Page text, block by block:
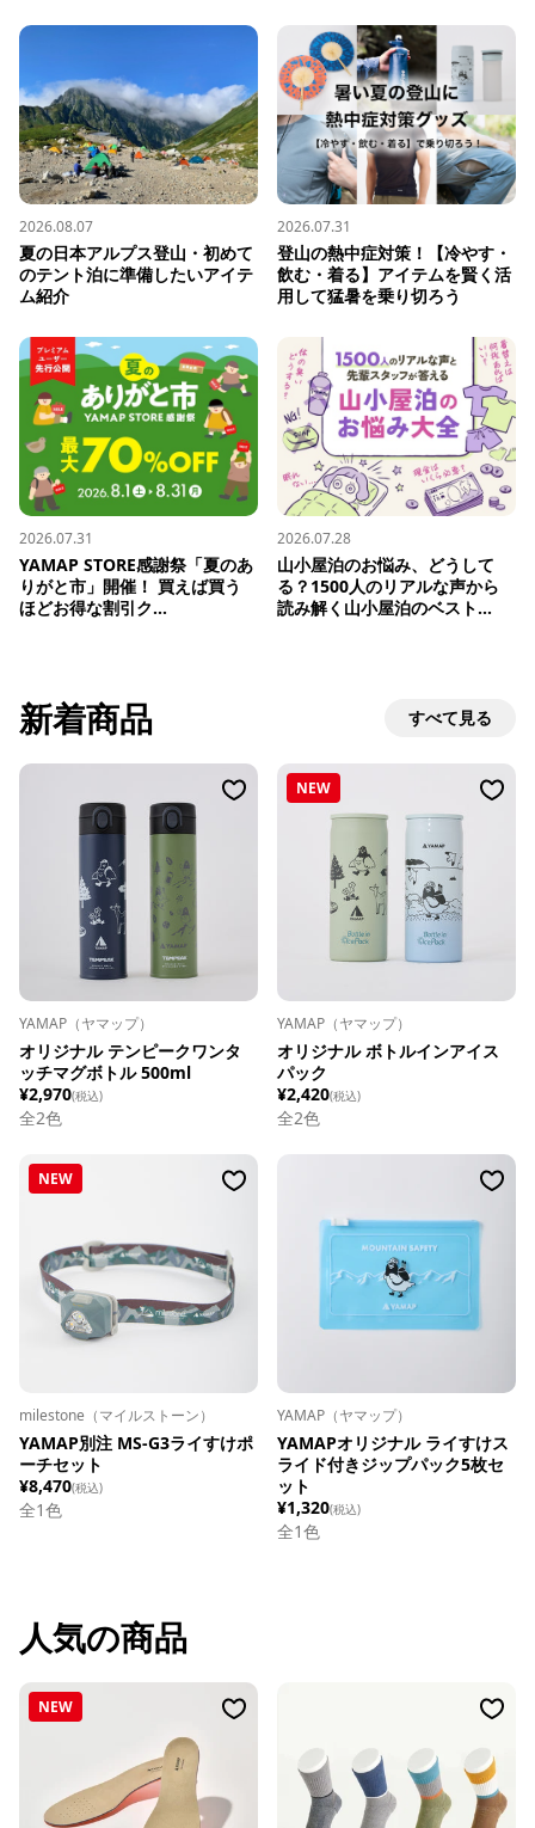
2026.08.07
夏の日本アルプス登山・初めて
のテント泊に準備したいアイテ
ム紹介
2026.07.31
登山の熱中症対策！【冷やす・
飲む・着る】アイテムを賢く活
用して猛暑を乗り切ろう
2026.07.31
YAMAP STORE感謝祭「夏のあ
りがと市」開催！ 買えば買う
ほどお得な割引ク...
2026.07.28
山小屋泊のお悩み、どうして
る？1500人のリアルな声から
読み解く山小屋泊のベスト...
新着商品 すべて見る
YAMAP（ヤマップ）
オリジナル テンピークワンタ
ッチマグボトル 500ml
¥2,970(税込)
全2色
NEW
YAMAP（ヤマップ）
オリジナル ボトルインアイス
パック
¥2,420(税込)
全2色
NEW
milestone（マイルストーン）
YAMAP別注 MS-G3ライすけポ
ーチセット
¥8,470(税込)
全1色
YAMAP（ヤマップ）
YAMAPオリジナル ライすけス
ライド付きジップパック5枚セ
ット
¥1,320(税込)
全1色
人気の商品
NEW